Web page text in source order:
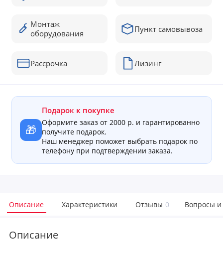
Монтаж
оборудования
Пункт самовывоза
Рассрочка Лизинг
🎁
Подарок к покупке
Оформите заказ от 2000 р. и гарантированно
получите подарок.
Наш менеджер поможет выбрать подарок по
телефону при подтверждении заказа.
Описание Характеристики Отзывы 0 Вопросы и
Описание